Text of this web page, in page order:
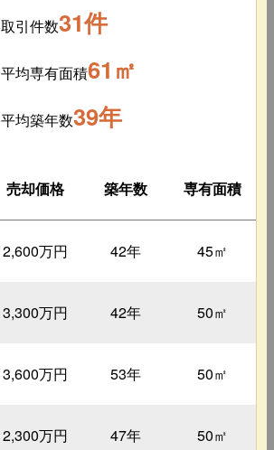
取引件数31件
平均専有面積61㎡
平均築年数39年
売却価格 築年数 専有面積
2,600万円 42年 45㎡
3,300万円 42年 50㎡
3,600万円 53年 50㎡
2,300万円 47年 50㎡